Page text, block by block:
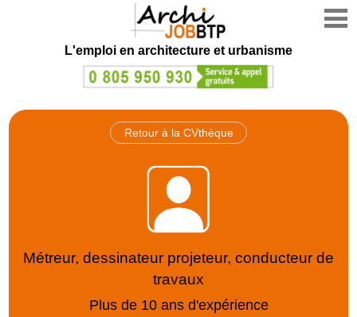
L'emploi en architecture et urbanisme
Retour à la CVthèque
Métreur, dessinateur projeteur, conducteur de
travaux
Plus de 10 ans d'expérience